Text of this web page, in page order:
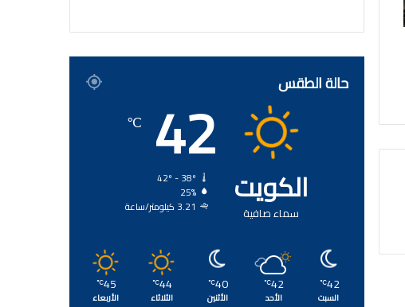
حالة الطقس
الكويت
سماء صافية
42
℃
25%
3.21 كيلومتر/ساعة
42
℃
السبت
42
℃
الأحد
40
℃
الأثنين
44
℃
الثلاثاء
45
℃
الأربعاء